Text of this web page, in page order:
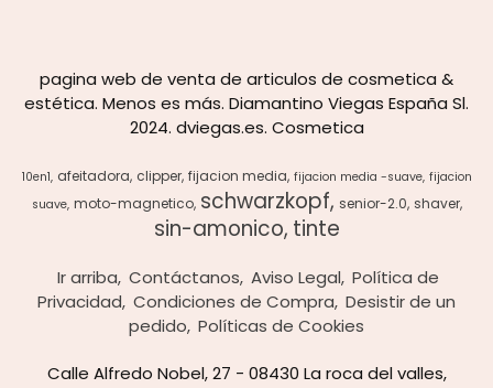
pagina web de venta de articulos de cosmetica &
estética. Menos es más. Diamantino Viegas España Sl.
2024. dviegas.es. Cosmetica
10en1 afeitadora clipper fijacion media fijacion media -suave fijacion
suave moto-magnetico schwarzkopf senior-2.0 shaver
sin-amonico tinte
Ir arriba Contáctanos Aviso Legal Política de
Privacidad Condiciones de Compra Desistir de un
pedido Políticas de Cookies
Calle Alfredo Nobel, 27 - 08430 La roca del valles,